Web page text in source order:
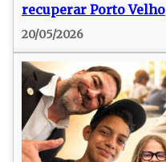
recuperar Porto Velho
20/05/2026